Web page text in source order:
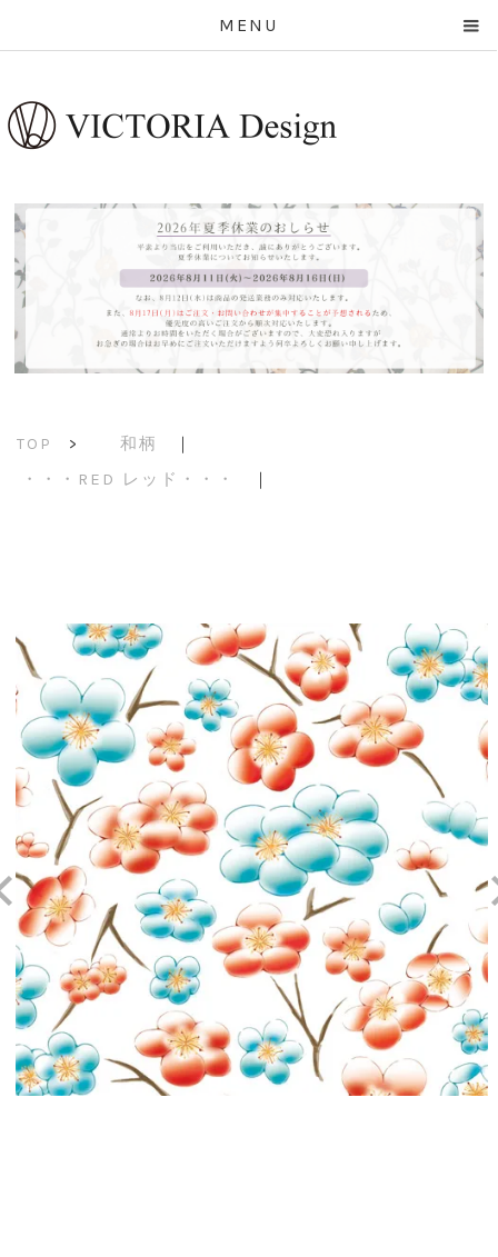
MENU
TOP > 和柄
｜
・・・RED レッド・・・
｜